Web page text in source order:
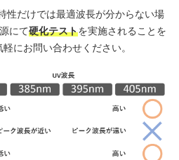
性だけでは最適波長が分からない場
にて硬化テストを実施されることを
にお問い合わせください。